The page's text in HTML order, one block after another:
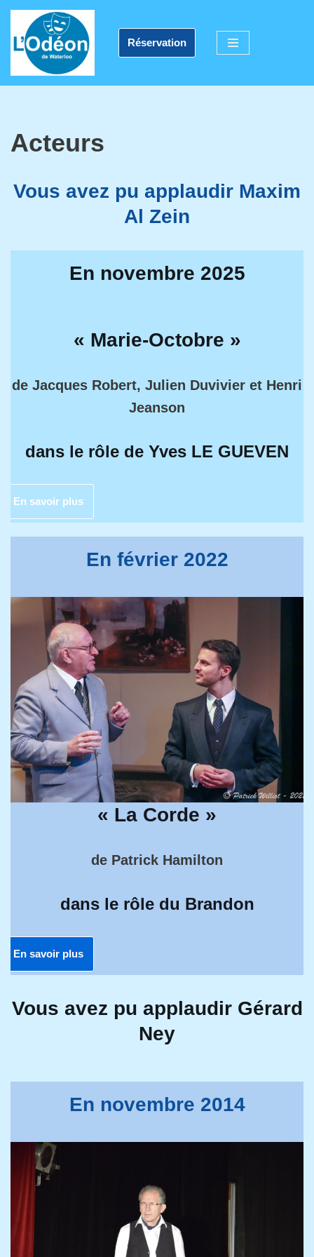
Aller
au
contenu
Réservation
Acteurs
Vous avez pu applaudir Maxim
Al Zein
En novembre 2025
« Marie-Octobre »
de Jacques Robert, Julien Duvivier et Henri
Jeanson
dans le rôle de Yves LE GUEVEN
En savoir plus
En février 2022
« La Corde »
de Patrick Hamilton
dans le rôle du Brandon
En savoir plus
Vous avez pu applaudir Gérard
Ney
En novembre 2014